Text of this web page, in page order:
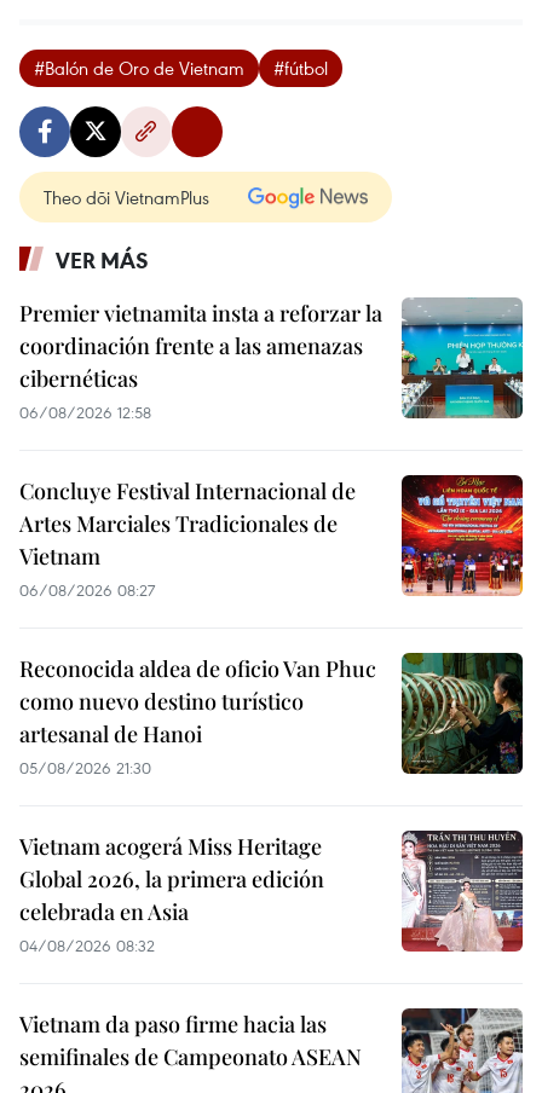
#Balón de Oro de Vietnam #fútbol
Theo dõi VietnamPlus
VER MÁS
Premier vietnamita insta a reforzar la
coordinación frente a las amenazas
cibernéticas
06/08/2026 12:58
Concluye Festival Internacional de
Artes Marciales Tradicionales de
Vietnam
06/08/2026 08:27
Reconocida aldea de oficio Van Phuc
como nuevo destino turístico
artesanal de Hanoi
05/08/2026 21:30
Vietnam acogerá Miss Heritage
Global 2026, la primera edición
celebrada en Asia
04/08/2026 08:32
Vietnam da paso firme hacia las
semifinales de Campeonato ASEAN